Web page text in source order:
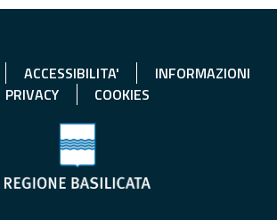
ACCESSIBILITA'
INFORMAZIONI
PRIVACY
COOKIES